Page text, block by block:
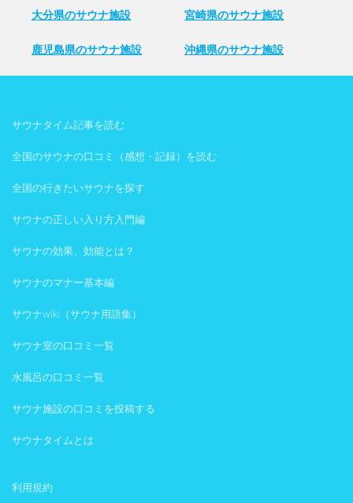
大分県のサウナ施設 宮崎県のサウナ施設
鹿児島県のサウナ施設 沖縄県のサウナ施設
サウナタイム記事を読む
全国のサウナの口コミ（感想・記録）を読む
全国の行きたいサウナを探す
サウナの正しい入り方入門編
サウナの効果、効能とは？
サウナのマナー基本編
サウナwiki（サウナ用語集）
サウナ室の口コミ一覧
水風呂の口コミ一覧
サウナ施設の口コミを投稿する
サウナタイムとは
利用規約